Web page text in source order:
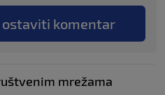
ostaviti komentar
mrežama